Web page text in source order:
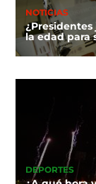
NOTICIAS
¿Presidentes
la edad para
DEPORTES